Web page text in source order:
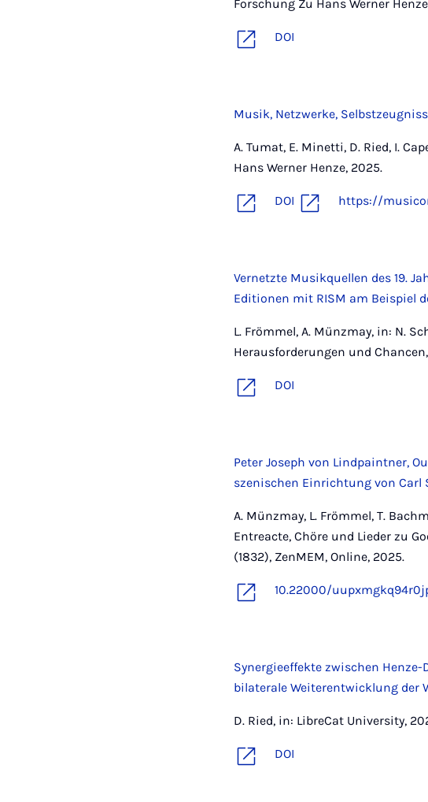
Forschung Zu Hans Werner
DOI
Musik, Netzwerke,
A. Tumat, E. Minetti, D. Ried, I.
Hans Werner Henze, 2025.
DOI https://
Vernetzte Musikquellen des 19.
Editionen mit RISM am Beispiel
L. Frömmel, A. Münzmay, in: N.
Herausforderungen und
DOI
Peter Joseph von Lindpaintner,
szenischen Einrichtung von Carl
A. Münzmay, L. Frömmel, T.
Entreacte, Chöre und Lieder zu
(1832), ZenMEM, Online, 2025.
10.22000/
Synergieeffekte zwischen
bilaterale Weiterentwicklung der
D. Ried, in: LibreCat University,
DOI